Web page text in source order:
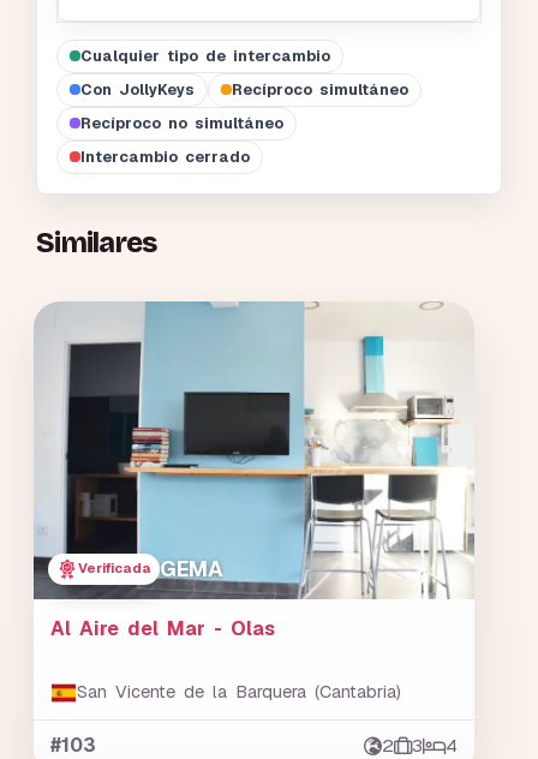
Cualquier tipo de intercambio
Con JollyKeys
Recíproco simultáneo
Recíproco no simultáneo
Intercambio cerrado
Similares
Verificada GEMA
Al Aire del Mar - Olas
San Vicente de la Barquera (Cantabria)
#103 2 3 4